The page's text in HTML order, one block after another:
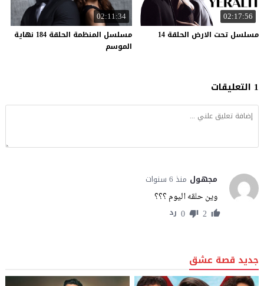
02:17:56
مسلسل تحت الارض الحلقة 14
02:11:34
مسلسل المنظمة الحلقة 184 نهاية
الموسم
1 التعليقات
مجهول منذ 6 سنوات
وين حلقه اليوم ؟؟؟
2
0 رد
جديد قصة عشق